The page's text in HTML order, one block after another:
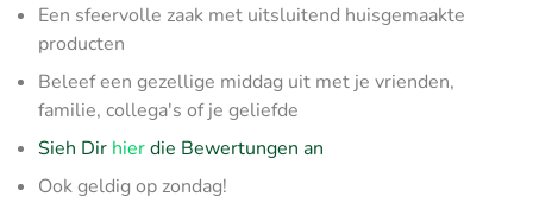
Een sfeervolle zaak met uitsluitend huisgemaakte
producten
Beleef een gezellige middag uit met je vrienden,
familie, collega's of je geliefde
Sieh Dir hierdie Bewertungen an
Ook geldig op zondag!